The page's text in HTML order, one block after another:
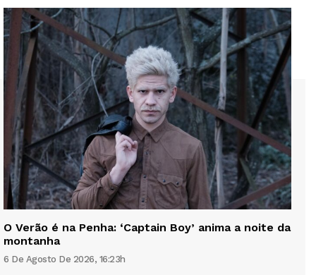
O Verão é na Penha: ‘Captain Boy’ anima a noite da
montanha
6 De Agosto De 2026, 16:23h